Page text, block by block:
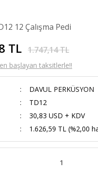
12 Çalışma Pedi
TL 1.747,14 TL
başlayan taksitlerle!!
DAVUL PERKÜSYON
TD12
30,83 USD + KDV
1.626,59 TL (%2,00